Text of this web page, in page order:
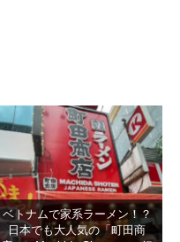
ベトナムで家系ラーメン！？
日本でも大人気の「町田商